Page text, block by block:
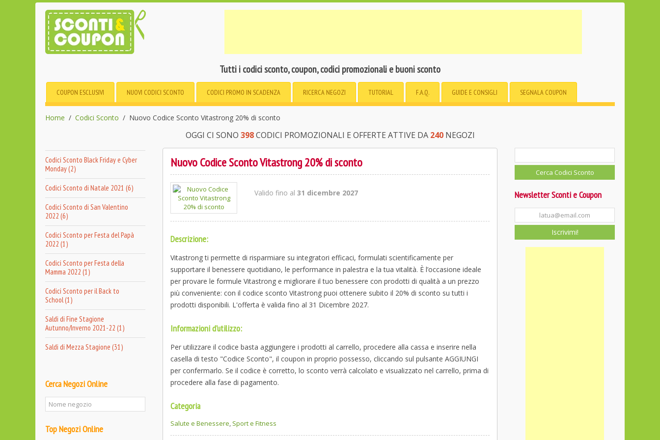
Tutti i codici sconto, coupon, codici promozionali e buoni sconto
COUPON ESCLUSIVI NUOVI CODICI SCONTO CODICI PROMO IN SCADENZA RICERCA NEGOZI TUTORIAL F.A.Q. GUIDE E CONSIGLI SEGNALA COUPON
Home Codici Sconto Nuovo Codice Sconto Vitastrong 20% di sconto
OGGI CI SONO 398CODICI PROMOZIONALI E OFFERTE ATTIVE DA 240NEGOZI
Codici Sconto Black Friday e Cyber
Monday (2)
Codici Sconto di Natale 2021 (6)
Codici Sconto di San Valentino
2022 (6)
Codici Sconto per Festa del Papà
2022 (1)
Codici Sconto per Festa della
Mamma 2022 (1)
Codici Sconto per il Back to
School (1)
Saldi di Fine Stagione
Autunno/Inverno 2021-22 (1)
Saldi di Mezza Stagione (31)
Cerca Negozi Online
Top Negozi Online
Nuovo Codice Sconto Vitastrong 20% di sconto
Valido fino al31 dicembre 2027
Descrizione:
Vitastrong ti permette di risparmiare su integratori efficaci, formulati scientificamente per
supportare il benessere quotidiano, le performance in palestra e la tua vitalità. È l’occasione ideale
per provare le formule Vitastrong e migliorare il tuo benessere con prodotti di qualità a un prezzo
più conveniente: con il codice sconto Vitastrong puoi ottenere subito il 20% di sconto su tutti i
prodotti disponibili. L'offerta è valida fino al 31 Dicembre 2027.
Informazioni d'utilizzo:
Per utilizzare il codice basta aggiungere i prodotti al carrello, procedere alla cassa e inserire nella
casella di testo "Codice Sconto", il coupon in proprio possesso, cliccando sul pulsante AGGIUNGI
per confermarlo. Se il codice è corretto, lo sconto verrà calcolato e visualizzato nel carrello, prima di
procedere alla fase di pagamento.
Categoria
Salute e Benessere, Sport e Fitness
Newsletter Sconti e Coupon
Iscrivimi!